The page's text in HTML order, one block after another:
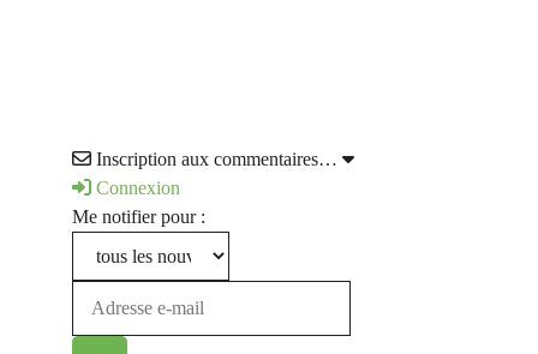
Inscription aux commentaires…
Connexion
Me notifier pour :